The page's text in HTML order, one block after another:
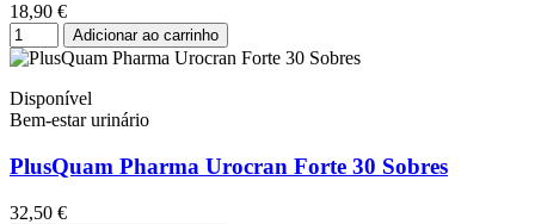
18,90 €
Adicionar ao carrinho
Disponível
Bem-estar urinário
PlusQuam Pharma Urocran Forte 30 Sobres
32,50 €